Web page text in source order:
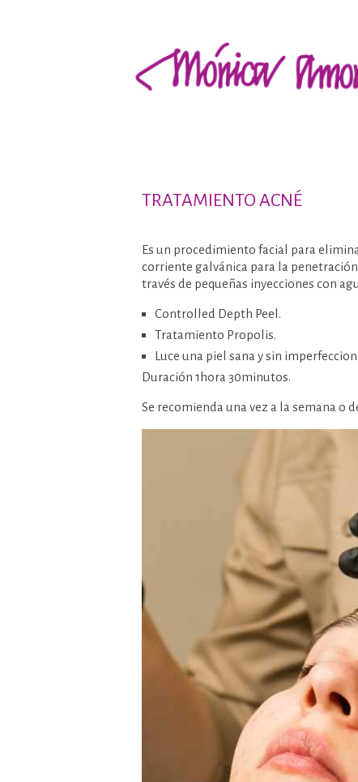
TRATAMIENTO ACNÉ
Es un procedimiento facial para
corriente galvánica para la
través de pequeñas inyecciones con
Controlled Depth Peel.
Tratamiento Propolis.
Luce una piel sana y sin
Duración 1hora 30minutos.
Se recomienda una vez a la semana o